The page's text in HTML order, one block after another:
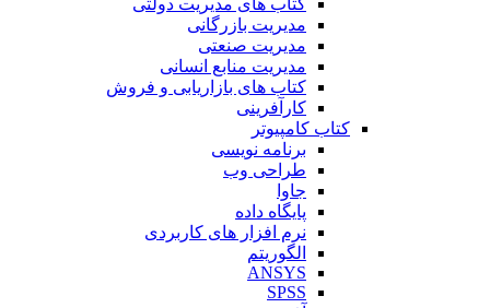
مدیریت بازرگانی
مدیریت صنعتی
مدیریت منابع انسانی
کتاب های بازاریابی و فروش
کارآفرینی
کتاب کامپیوتر
برنامه نویسی
طراحی وب
جاوا
پایگاه داده
نرم افزار های کاربردی
الگوریتم
ANSYS
SPSS